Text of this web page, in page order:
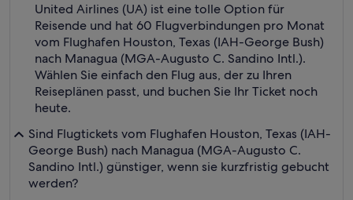
United Airlines (UA) ist eine tolle Option für
Reisende und hat 60 Flugverbindungen pro Monat
vom Flughafen Houston, Texas (IAH-George Bush)
nach Managua (MGA-Augusto C. Sandino Intl.).
Wählen Sie einfach den Flug aus, der zu Ihren
Reiseplänen passt, und buchen Sie Ihr Ticket noch
heute.
Sind Flugtickets vom Flughafen Houston, Texas (IAH-
George Bush) nach Managua (MGA-Augusto C.
Sandino Intl.) günstiger, wenn sie kurzfristig gebucht
werden?